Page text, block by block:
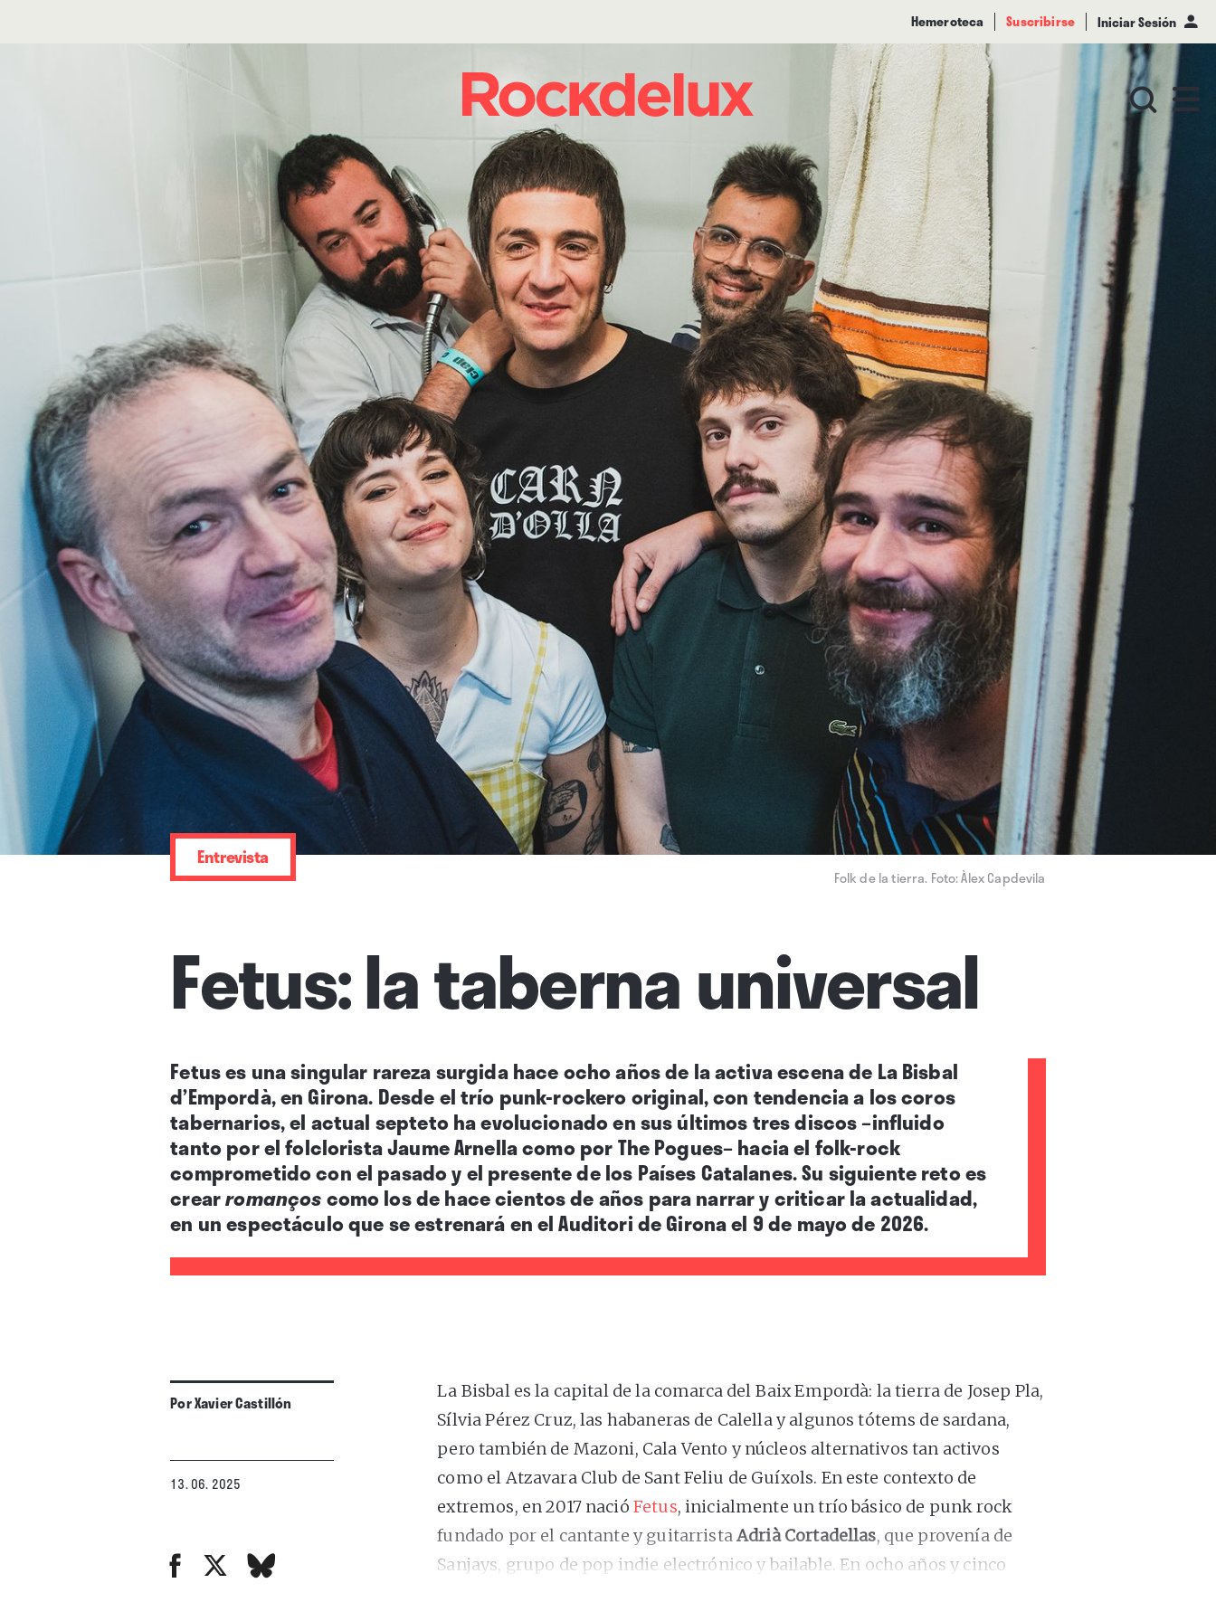
Hemeroteca Suscribirse Iniciar Sesión
Folk de la tierra. Foto: Àlex Capdevila
Entrevista
Fetus: la taberna universal
Fetus es una singular rareza surgida hace ocho años de la activa escena de La Bisbal
d’Empordà, en Girona. Desde el trío punk-rockero original, con tendencia a los coros
tabernarios, el actual septeto ha evolucionado en sus últimos tres discos –influido
tanto por el folclorista Jaume Arnella como por The Pogues– hacia el folk-rock
comprometido con el pasado y el presente de los Países Catalanes. Su siguiente reto es
crearromançoscomo los de hace cientos de años para narrar y criticar la actualidad,
en un espectáculo que se estrenará en el Auditori de Girona el 9 de mayo de 2026.
PorXavier Castillón
13. 06. 2025
La Bisbal es la capital de la comarca del Baix Empordà: la tierra de Josep Pla,
Sílvia Pérez Cruz, las habaneras de Calella y algunos tótems de sardana,
pero también de Mazoni, Cala Vento y núcleos alternativos tan activos
como el Atzavara Club de Sant Feliu de Guíxols. En este contexto de
extremos, en 2017 nació Fetus, inicialmente un trío básico de punk rock
fundado por el cantante y guitarristaAdrià Cortadellas, que provenía de
Sanjays, grupo de pop indie electrónico y bailable. En ocho años y cinco